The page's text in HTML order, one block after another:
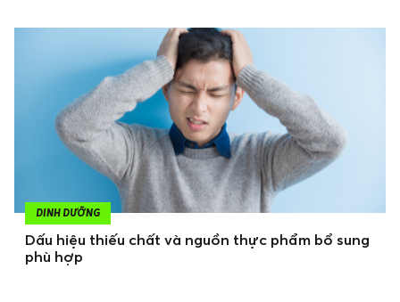
DINH DƯỠNG
Dấu hiệu thiếu chất và nguồn thực phẩm bổ sung
phù hợp